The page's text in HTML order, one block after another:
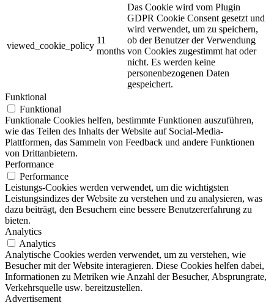
viewed_cookie_policy
11
months
Das Cookie wird vom Plugin
GDPR Cookie Consent gesetzt und
wird verwendet, um zu speichern,
ob der Benutzer der Verwendung
von Cookies zugestimmt hat oder
nicht. Es werden keine
personenbezogenen Daten
gespeichert.
Funktional
Funktional
Funktionale Cookies helfen, bestimmte Funktionen auszuführen,
wie das Teilen des Inhalts der Website auf Social-Media-
Plattformen, das Sammeln von Feedback und andere Funktionen
von Drittanbietern.
Performance
Performance
Leistungs-Cookies werden verwendet, um die wichtigsten
Leistungsindizes der Website zu verstehen und zu analysieren, was
dazu beiträgt, den Besuchern eine bessere Benutzererfahrung zu
bieten.
Analytics
Analytics
Analytische Cookies werden verwendet, um zu verstehen, wie
Besucher mit der Website interagieren. Diese Cookies helfen dabei,
Informationen zu Metriken wie Anzahl der Besucher, Absprungrate,
Verkehrsquelle usw. bereitzustellen.
Advertisement